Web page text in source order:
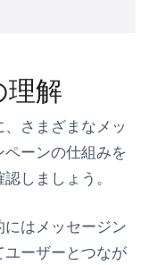
理解
さまざまなメッ
ーンの仕組みを
しましょう。
はメッセージン
ーザーとつなが